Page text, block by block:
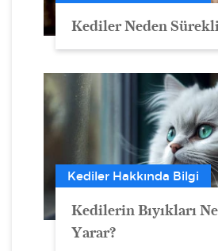
Kediler Neden
Kediler Hakkında Bilgi
Kedilerin Bıyıkları
Yarar?